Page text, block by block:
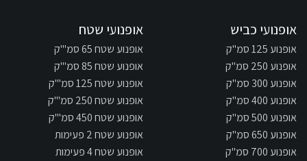
אופנועי כביש
אופנוע 125 סמ"ק
אופנוע 250 סמ"ק
אופנוע 300 סמ"ק
אופנוע 400 סמ"ק
אופנוע 500 סמ"ק
אופנוע 650 סמ"ק
אופנוע 700 סמ"ק
אופנועי שטח
אופנוע שטח 65 סמ"'ק
אופנוע שטח 85 סמ"'ק
אופנוע שטח 125 סמ"'ק
אופנוע שטח 250 סמ"'ק
אופנוע שטח 450 סמ"'ק
אופנוע שטח 2 פעימות
אופנוע שטח 4 פעימות